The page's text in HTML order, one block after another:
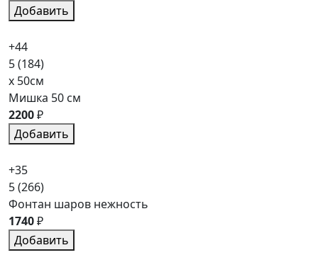
Добавить
+44
5(184)
x 50см
Мишка 50 см
2200₽
Добавить
+35
5(266)
Фонтан шаров нежность
1740₽
Добавить